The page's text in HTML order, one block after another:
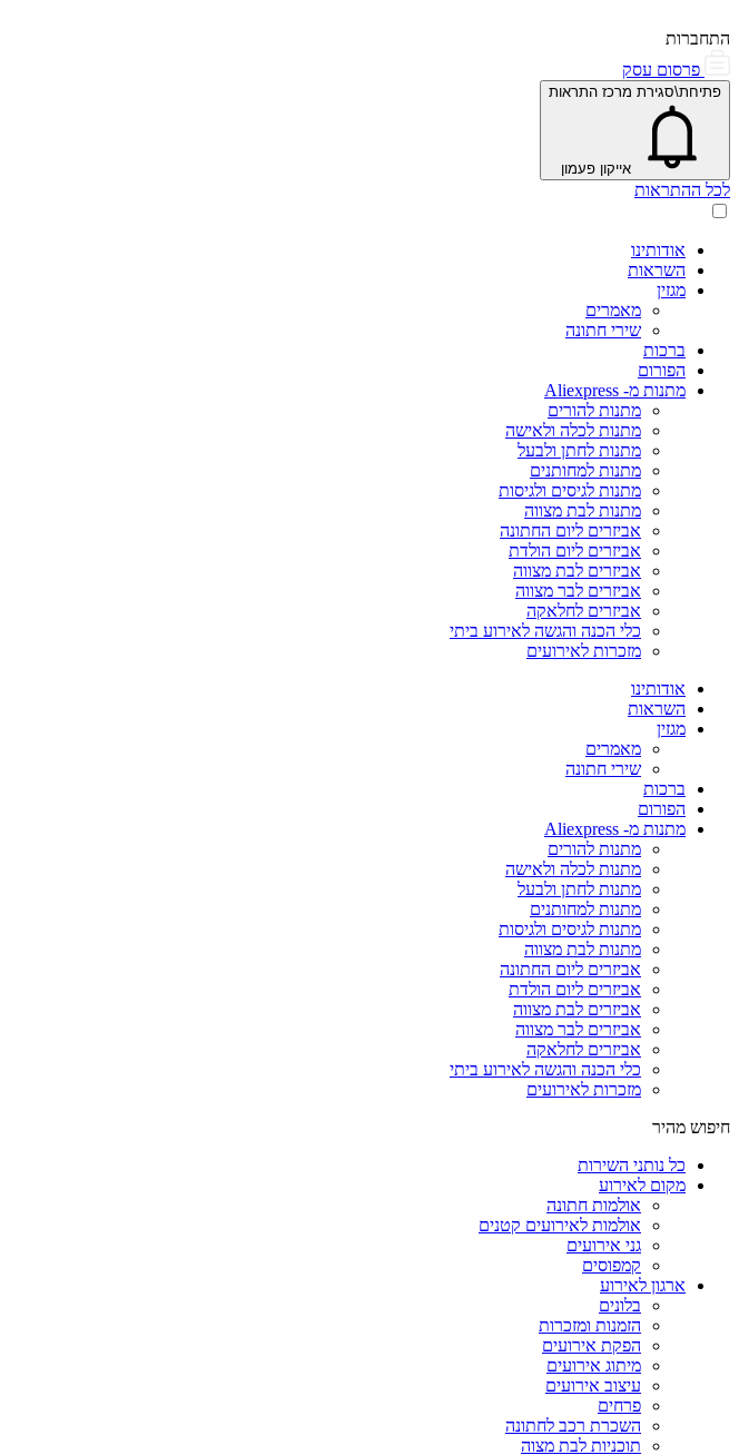
התחברות
פרסום עסק
פתיחת\סגירת מרכז התראות
אייקון פעמון
לכל ההתראות
אודותינו
השראות
מגזין
מאמרים
שירי חתונה
ברכות
הפורום
מתנות מ- Aliexpress
מתנות להורים
מתנות לכלה ולאישה
מתנות לחתן ולבעל
מתנות למחותנים
מתנות לגיסים ולגיסות
מתנות לבת מצווה
אביזרים ליום החתונה
אביזרים ליום הולדת
אביזרים לבת מצווה
אביזרים לבר מצווה
אביזרים לחלאקה
כלי הכנה והגשה לאירוע ביתי
מזכרות לאירועים
אודותינו
השראות
מגזין
מאמרים
שירי חתונה
ברכות
הפורום
מתנות מ- Aliexpress
מתנות להורים
מתנות לכלה ולאישה
מתנות לחתן ולבעל
מתנות למחותנים
מתנות לגיסים ולגיסות
מתנות לבת מצווה
אביזרים ליום החתונה
אביזרים ליום הולדת
אביזרים לבת מצווה
אביזרים לבר מצווה
אביזרים לחלאקה
כלי הכנה והגשה לאירוע ביתי
מזכרות לאירועים
חיפוש מהיר
כל נותני השירות
מקום לאירוע
אולמות חתונה
אולמות לאירועים קטנים
גני אירועים
קמפוסים
ארגון לאירוע
בלונים
הזמנות ומזכרות
הפקת אירועים
מיתוג אירועים
עיצוב אירועים
פרחים
השכרת רכב לחתונה
תוכניות לבת מצוה